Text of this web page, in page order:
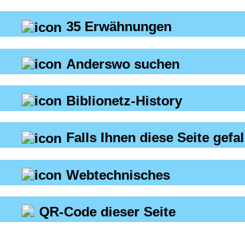
35 Erwähnungen
Anderswo suchen
Biblionetz-History
Falls Ihnen diese Seite
Webtechnisches
QR-Code dieser Seite